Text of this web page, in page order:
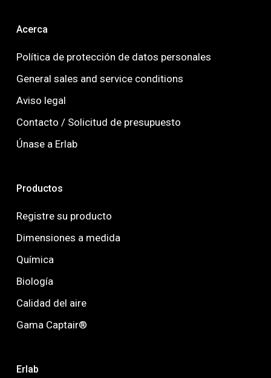
Acerca
Política de protección de datos personales
General sales and service conditions
Aviso legal
Contacto / Solicitud de presupuesto
Únase a Erlab
Productos
Registre su producto
Dimensiones a medida
Química
Biología
Calidad del aire
Gama Captair®
Erlab